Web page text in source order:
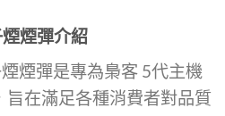
煙彈介紹
煙彈是專為梟客 5代主機
在滿足各種消費者對品質